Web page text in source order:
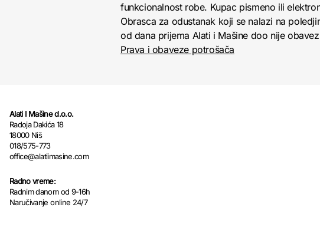
funkcionalnost robe. Kupac pismeno ili
Obrasca za odustanak koji se nalazi na
od dana prijema Alati i Mašine doo nije
Prava i obaveze potrošača
Alati I Mašine d.o.o.
Radoja Dakića 18
18000 Niš
018/575-773
office@alatiimasine.com
Radno vreme:
Radnim danom od 9-16h
Naručivanje online 24/7